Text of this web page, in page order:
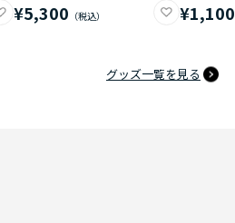
¥5,300 ¥1,100
グッズ一覧を見る